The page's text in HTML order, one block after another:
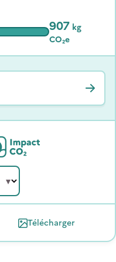
907 kg
CO₂e
Télécharger